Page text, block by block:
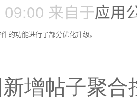
来自于应用
的功能进行了部分优化升级。
增帖子聚合